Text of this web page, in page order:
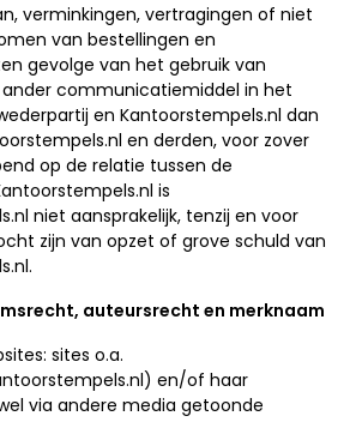
verminkingen, vertragingen of niet
van bestellingen en
gevolge van het gebruik van
communicatiemiddel in het
en Kantoorstempels.nl dan
en derden, voor zover
op de relatie tussen de
is
niet aansprakelijk, tenzij en voor
zijn van opzet of grove schuld van
auteursrecht en merknaam
sites o.a.
en/of haar
via andere media getoonde